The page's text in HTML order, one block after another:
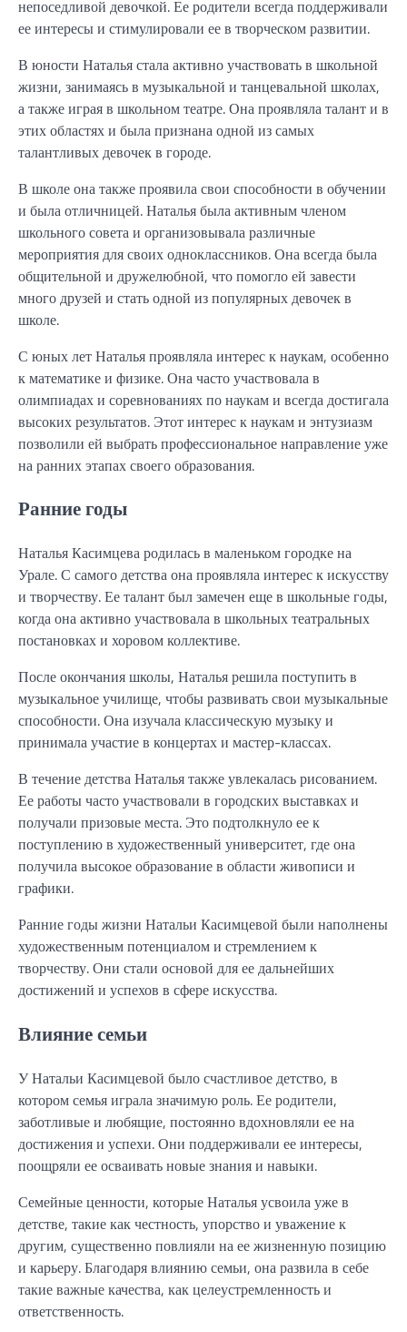
непоседливой девочкой. Ее родители всегда поддерживали
ее интересы и стимулировали ее в творческом развитии.
В юности Наталья стала активно участвовать в школьной
жизни, занимаясь в музыкальной и танцевальной школах,
а также играя в школьном театре. Она проявляла талант и в
этих областях и была признана одной из самых
талантливых девочек в городе.
В школе она также проявила свои способности в обучении
и была отличницей. Наталья была активным членом
школьного совета и организовывала различные
мероприятия для своих одноклассников. Она всегда была
общительной и дружелюбной, что помогло ей завести
много друзей и стать одной из популярных девочек в
школе.
С юных лет Наталья проявляла интерес к наукам, особенно
к математике и физике. Она часто участвовала в
олимпиадах и соревнованиях по наукам и всегда достигала
высоких результатов. Этот интерес к наукам и энтузиазм
позволили ей выбрать профессиональное направление уже
на ранних этапах своего образования.
Ранние годы
Наталья Касимцева родилась в маленьком городке на
Урале. С самого детства она проявляла интерес к искусству
и творчеству. Ее талант был замечен еще в школьные годы,
когда она активно участвовала в школьных театральных
постановках и хоровом коллективе.
После окончания школы, Наталья решила поступить в
музыкальное училище, чтобы развивать свои музыкальные
способности. Она изучала классическую музыку и
принимала участие в концертах и мастер-классах.
В течение детства Наталья также увлекалась рисованием.
Ее работы часто участвовали в городских выставках и
получали призовые места. Это подтолкнуло ее к
поступлению в художественный университет, где она
получила высокое образование в области живописи и
графики.
Ранние годы жизни Натальи Касимцевой были наполнены
художественным потенциалом и стремлением к
творчеству. Они стали основой для ее дальнейших
достижений и успехов в сфере искусства.
Влияние семьи
У Натальи Касимцевой было счастливое детство, в
котором семья играла значимую роль. Ее родители,
заботливые и любящие, постоянно вдохновляли ее на
достижения и успехи. Они поддерживали ее интересы,
поощряли ее осваивать новые знания и навыки.
Семейные ценности, которые Наталья усвоила уже в
детстве, такие как честность, упорство и уважение к
другим, существенно повлияли на ее жизненную позицию
и карьеру. Благодаря влиянию семьи, она развила в себе
такие важные качества, как целеустремленность и
ответственность.